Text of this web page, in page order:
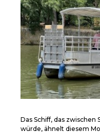
Das Schiff, das
würde, ähnelt diesem